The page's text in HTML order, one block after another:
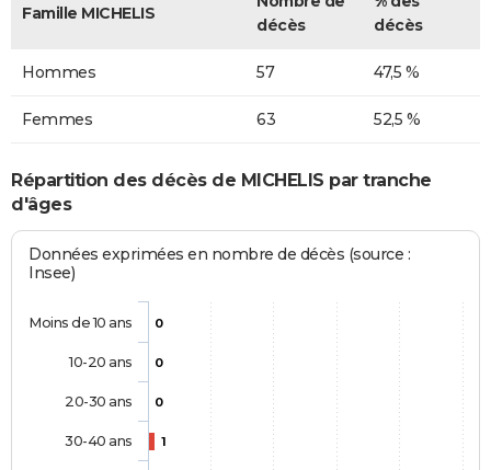
Famille MICHELIS
décès
décès
Hommes 57 47,5 %
Femmes 63 52,5 %
Répartition des décès de MICHELIS par tranche
d'âges
Données exprimées en nombre de décès (source :
Insee)
0
0
0
1
Moins de 10 ans
10-20 ans
20-30 ans
30-40 ans